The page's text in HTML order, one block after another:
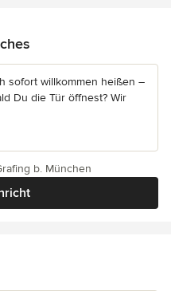
sofort willkommen heißen –
Du die Tür öffnest? Wir
b. München